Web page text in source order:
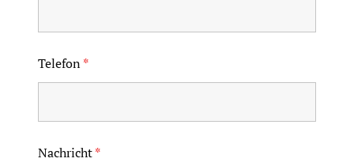
Telefon*
Nachricht*